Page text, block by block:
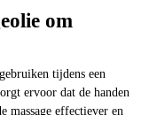
om
tijdens een
ervoor dat de handen
massage effectiever en